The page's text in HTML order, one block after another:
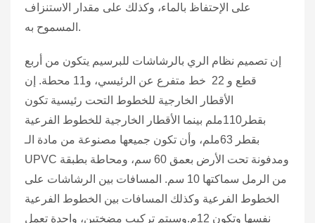
على الإحتفاظ بالماء، وكذلك على مقدار الاستنزاف
المسموح به.
إن تصميم نظام الري بالرشاشات للبرسيم يتكون من أربع
قطع و 22 خط متفرع عن الرئيسي، و11 محطة. إن
الأقطار الخارجية للخطوط التحت رئيسية تكون
بقطر110ملم بينما الأقطار الخارجية للخطوط الفرعية
بقطر 63ملم، وأن تكون جميعها مصنوعة من مادة الـ
UPVC ومدفونة تحت الأرض بعمق 60 سم، ومحاطة بطبقة
من الرمل سماكتها 10 سم. المسافات بين الرشاشات على
الخطوط الفرعية وكذلك المسافات بين الخطوط الفرعية
نفسها وتكون 12م.وسيتم تركيب مضختين، واحدة تعمل